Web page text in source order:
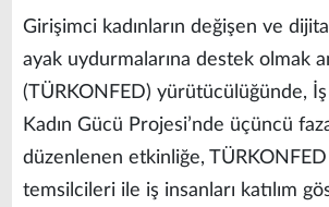
Girişimci kadınların değişen ve
ayak uydurmalarına destek olmak
(TÜRKONFED) yürütücülüğünde, İş
Kadın Gücü Projesi’nde üçüncü
düzenlenen etkinliğe,
temsilcileri ile iş insanları katılım